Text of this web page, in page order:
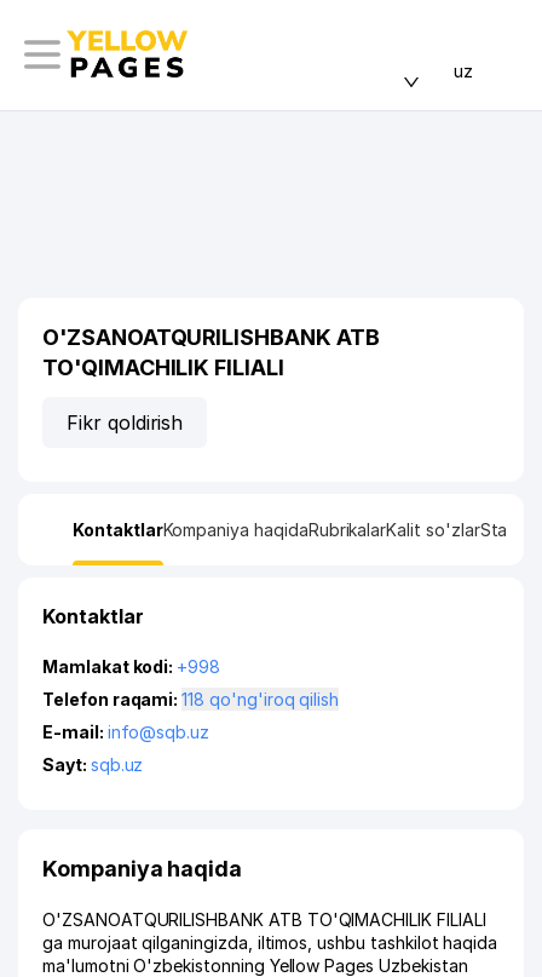
uz
O'ZSANOATQURILISHBANK ATB
TO'QIMACHILIK FILIALI
Fikr qoldirish
KontaktlarKompaniya haqidaRubrikalarKalit so'zlar
Kontaktlar
Mamlakat kodi: +998
Telefon raqami:118 qo'ng'iroq qilish
E-mail: info@sqb.uz
Sayt: sqb.uz
Kompaniya haqida
O'ZSANOATQURILISHBANK ATB TO'QIMACHILIK FILIALI
ga murojaat qilganingizda, iltimos, ushbu tashkilot haqida
ma'lumotni O'zbekistonning Yellow Pages Uzbekistan